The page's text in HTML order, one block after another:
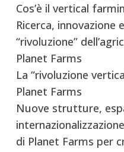
Cos’è il vertical
Ricerca, innovazione
“rivoluzione”
Planet Farms
La “rivoluzione
Planet Farms
Nuove strutture,
di Planet Farms per